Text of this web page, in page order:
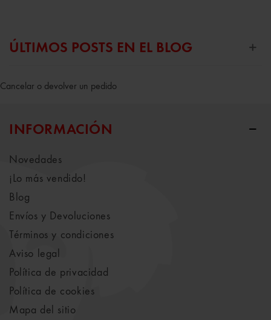
ÚLTIMOS POSTS EN EL BLOG
Cancelar o devolver un pedido
INFORMACIÓN
Novedades
¡Lo más vendido!
Blog
Envíos y Devoluciones
Términos y condiciones
Aviso legal
Política de privacidad
Política de cookies
Mapa del sitio